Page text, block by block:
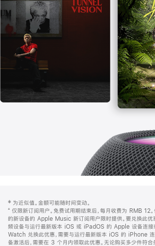
中
打
开)
页
页
脚
注
‡ 为近似值。金额可能随时间变动。
⁺ 仅限新订阅用户。免费试用期结束后，每月收费为 RMB 12
的新设备的 Apple Music 新订阅用户限时提供。要兑换此优
频设备与运行最新版本 iOS 或 iPadOS 的 Apple 设备连接
Watch 兑换此优惠，需要与运行最新版本 iOS 的 iPhone 连
备激活后，需要在 3 个月内领取此优惠。无论购买多少件符